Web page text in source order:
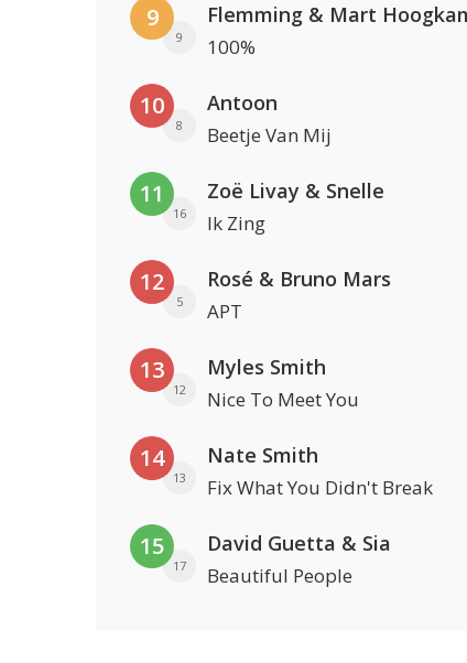
9
9
Flemming & Mart
100%
10
8
Antoon
Beetje Van Mij
11
16
Zoë Livay & Snelle
Ik Zing
12
5
Rosé & Bruno Mars
APT
13
12
Myles Smith
Nice To Meet You
14
13
Nate Smith
Fix What You Didn't Break
15
17
David Guetta & Sia
Beautiful People